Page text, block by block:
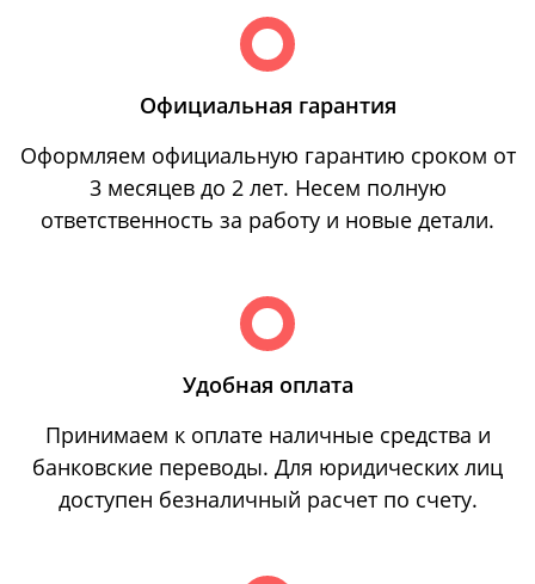
Официальная гарантия
Оформляем официальную гарантию сроком от
3 месяцев до 2 лет. Несем полную
ответственность за работу и новые детали.
Удобная оплата
Принимаем к оплате наличные средства и
банковские переводы. Для юридических лиц
доступен безналичный расчет по счету.